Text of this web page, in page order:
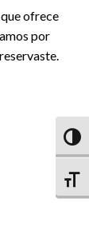
ofrece
por